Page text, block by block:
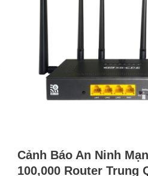
Cảnh Báo An Ninh
100,000 Router Trung